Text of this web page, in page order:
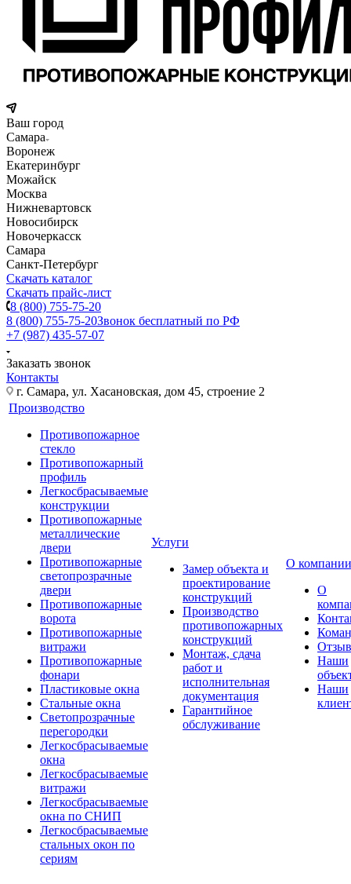
Ваш город
Самара
Воронеж
Екатеринбург
Можайск
Москва
Нижневартовск
Новосибирск
Новочеркасск
Самара
Санкт-Петербург
Скачать каталог
Скачать прайс-лист
8 (800) 755-75-20
8 (800) 755-75-20Звонок бесплатный по РФ
+7 (987) 435-57-07
Заказать звонок
Контакты
г. Самара, ул. Хасановская, дом 45, строение 2
Производство
Противопожарное
стекло
Противопожарный
профиль
Легкосбрасываемые
конструкции
Противопожарные
металлические
двери
Противопожарные
светопрозрачные
двери
Противопожарные
ворота
Противопожарные
витражи
Противопожарные
фонари
Пластиковые окна
Стальные окна
Светопрозрачные
перегородки
Легкосбрасываемые
окна
Легкосбрасываемые
витражи
Легкосбрасываемые
окна по СНИП
Легкосбрасываемые
стальных окон по
сериям
Услуги
Замер объекта и
проектирование
конструкций
Производство
противопожарных
конструкций
Монтаж, сдача
работ и
исполнительная
документация
Гарантийное
обслуживание
О компании
О
Наши
Наши